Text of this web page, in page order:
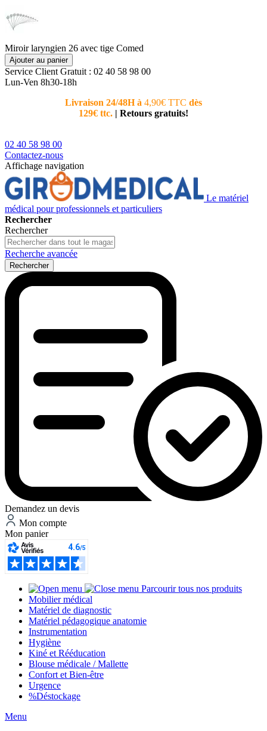
Miroir laryngien 26 avec tige Comed
Ajouter au panier
Service Client Gratuit : 02 40 58 98 00
Lun-Ven 8h30-18h
Livraison 24/48H à 4,90€ TTC dès
129€ ttc. | Retours gratuits!
02 40 58 98 00
Contactez-nous
Affichage navigation
Le matériel
médical pour professionnels et particuliers
Rechercher
Rechercher
Recherche avancée
Rechercher
Demandez un devis
Mon compte
Mon panier
Parcourir tous nos produits
Mobilier médical
Matériel de diagnostic
Matériel pédagogique anatomie
Instrumentation
Hygiène
Kiné et Rééducation
Blouse médicale / Mallette
Confort et Bien-être
Urgence
%Déstockage
Menu